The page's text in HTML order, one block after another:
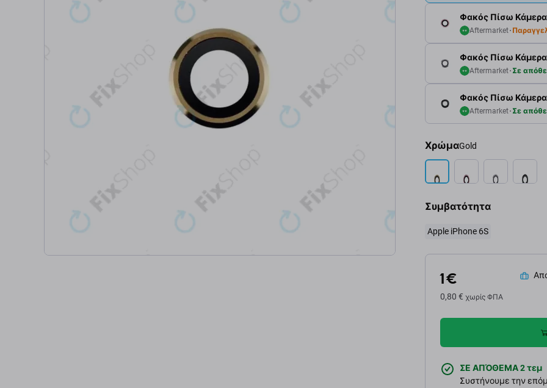
Φακός Πίσω
Aftermarket
Φακός Πίσω
Aftermarket Σε
Φακός Πίσω Κάμερας
Aftermarket Σε
ΧρώμαGold
Συμβατότητα
Apple iPhone 6S
1 €
0,80 € χωρίς ΦΠΑ
ΣΕ ΑΠΌΘΕΜΑ 2 τεμ
Συστήνουμε την